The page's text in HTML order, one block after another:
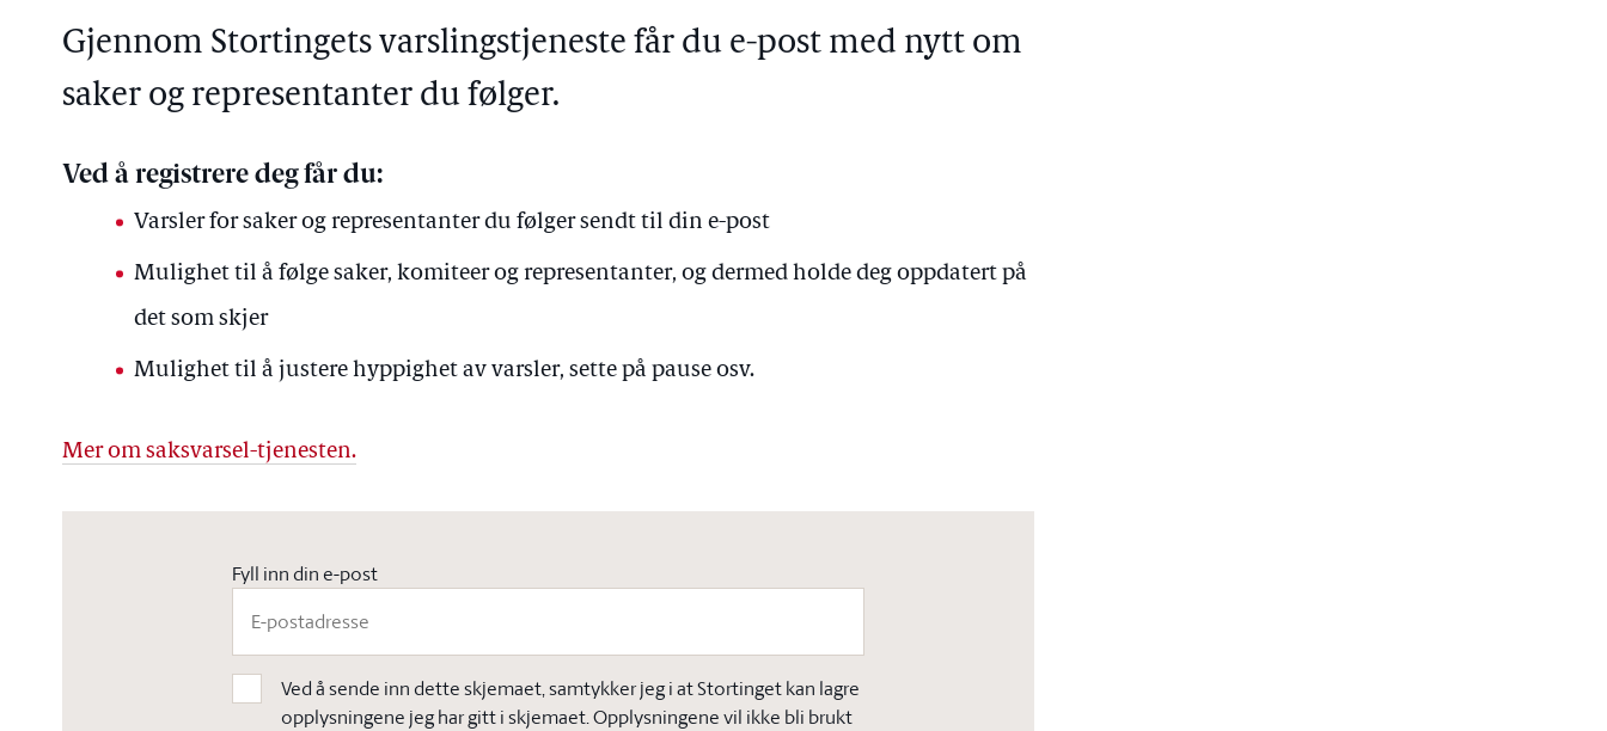
Gjennom Stortingets varslingstjeneste får du e-post med nytt om
saker og representanter du følger.
Ved å registrere deg får du:
Varsler for saker og representanter du følger sendt til din e-post
Mulighet til å følge saker, komiteer og representanter, og dermed holde deg oppdatert på
det som skjer
Mulighet til å justere hyppighet av varsler, sette på pause osv.
Mer om saksvarsel-tjenesten.
Fyll inn din e-post
Ved å sende inn dette skjemaet, samtykker jeg i at Stortinget kan lagre
opplysningene jeg har gitt i skjemaet. Opplysningene vil ikke bli brukt